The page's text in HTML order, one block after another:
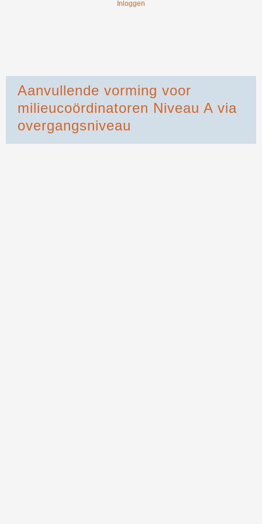
Inloggen
Aanvullende vorming voor
milieucoördinatoren Niveau A via
overgangsniveau